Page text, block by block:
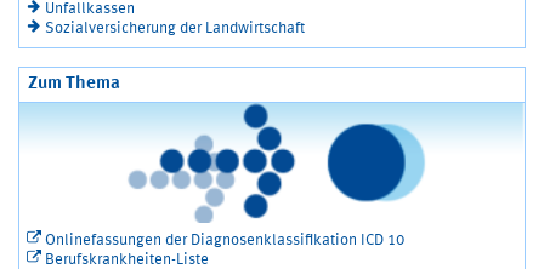
Unfallkassen
Sozialversicherung der Landwirtschaft
Zum Thema
Onlinefassungen der Diagnosenklassifikation ICD 10
Berufskrankheiten-Liste